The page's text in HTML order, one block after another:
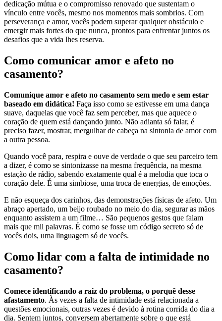
dedicação mútua e o compromisso renovado que sustentam o
vínculo entre vocês, mesmo nos momentos mais sombrios. Com
perseverança e amor, vocês podem superar qualquer obstáculo e
emergir mais fortes do que nunca, prontos para enfrentar juntos os
desafios que a vida lhes reserva.
Como comunicar amor e afeto no
casamento?
Comunique amor e afeto no casamento sem medo e sem estar
baseado em didática! Faça isso como se estivesse em uma dança
suave, daquelas que você faz sem perceber, mas que aquece o
coração de quem está dançando junto. Não adianta só falar, é
preciso fazer, mostrar, mergulhar de cabeça na sintonia de amor com
a outra pessoa.
Quando você para, respira e ouve de verdade o que seu parceiro tem
a dizer, é como se sintonizasse na mesma frequência, na mesma
estação de rádio, sabendo exatamente qual é a melodia que toca o
coração dele. É uma simbiose, uma troca de energias, de emoções.
E não esqueça dos carinhos, das demonstrações físicas de afeto. Um
abraço apertado, um beijo roubado no meio do dia, segurar as mãos
enquanto assistem a um filme… São pequenos gestos que falam
mais que mil palavras. É como se fosse um código secreto só de
vocês dois, uma linguagem só de vocês.
Como lidar com a falta de intimidade no
casamento?
Comece identificando a raiz do problema, o porquê desse
afastamento. Às vezes a falta de intimidade está relacionada a
questões emocionais, outras vezes é devido à rotina corrida do dia a
dia. Sentem juntos, conversem abertamente sobre o que está